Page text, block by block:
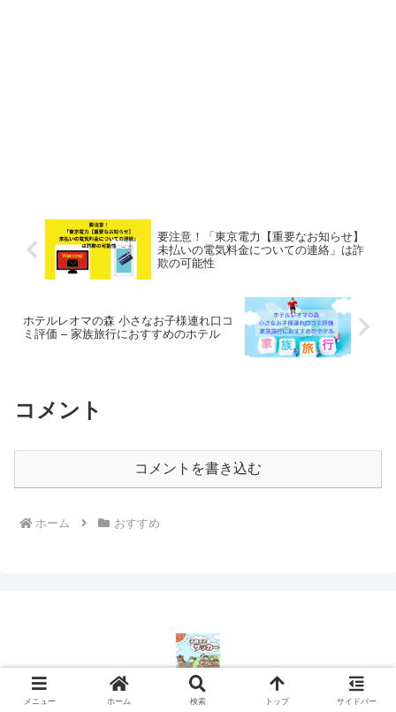
要注意！「東京電力【重要なお知らせ】
未払いの電気料金についての連絡」は詐
欺の可能性
ホテルレオマの森 小さなお子様連れ口コ
ミ評価 – 家族旅行におすすめのホテル
コメント
コメントを書き込む
ホーム おすすめ
Copyright © 2023-2026 子育てとサッカー All Rights Reserved.
メニュー ホーム 検索 トップ サイドバー